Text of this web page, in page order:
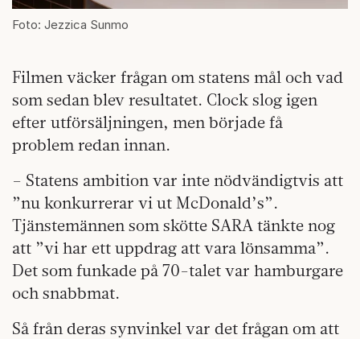
Foto: Jezzica Sunmo
Filmen väcker frågan om statens mål och vad
som sedan blev resultatet. Clock slog igen
efter utförsäljningen, men började få
problem redan innan.
– Statens ambition var inte nödvändigtvis att
”nu konkurrerar vi ut McDonald’s”.
Tjänstemännen som skötte SARA tänkte nog
att ”vi har ett uppdrag att vara lönsamma”.
Det som funkade på 70-talet var hamburgare
och snabbmat.
Så från deras synvinkel var det frågan om att